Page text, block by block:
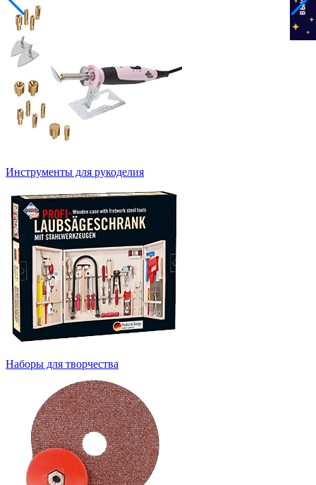
Инструменты для рукоделия
Наборы для творчества